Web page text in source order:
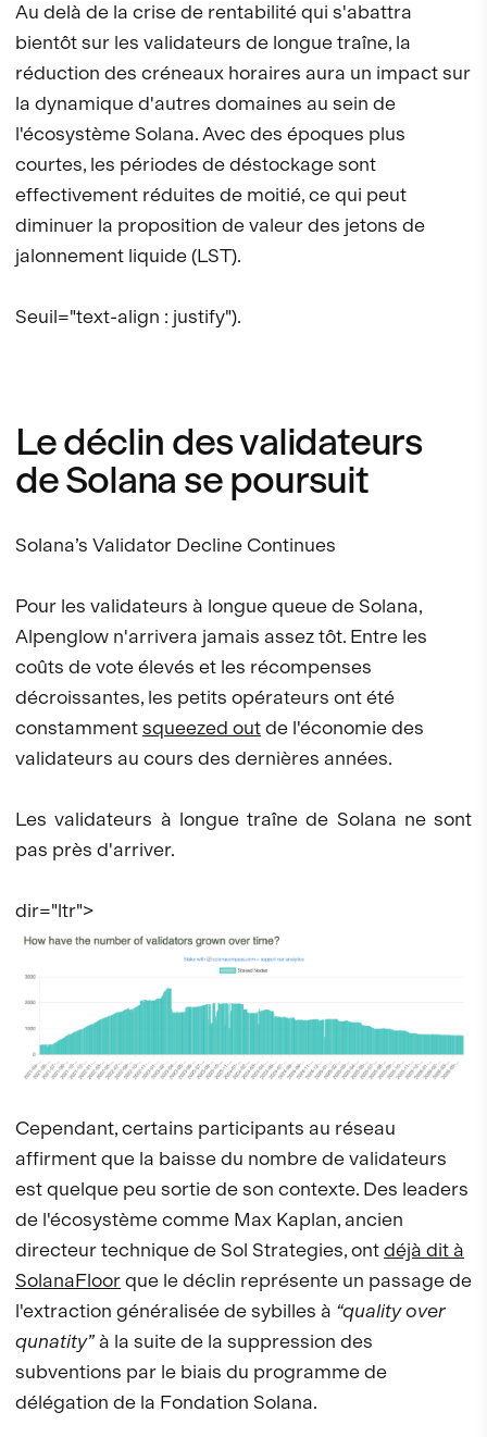
Au delà de la crise de rentabilité qui s'abattra
bientôt sur les validateurs de longue traîne, la
réduction des créneaux horaires aura un impact sur
la dynamique d'autres domaines au sein de
l'écosystème Solana. Avec des époques plus
courtes, les périodes de déstockage sont
effectivement réduites de moitié, ce qui peut
diminuer la proposition de valeur des jetons de
jalonnement liquide (LST).
Seuil="text-align : justify").
Le déclin des validateurs
de Solana se poursuit
Solana’s Validator Decline Continues
Pour les validateurs à longue queue de Solana,
Alpenglow n'arrivera jamais assez tôt. Entre les
coûts de vote élevés et les récompenses
décroissantes, les petits opérateurs ont été
constammentsqueezed outde l'économie des
validateurs au cours des dernières années.
Les validateurs à longue traîne de Solana ne sont
pas près d'arriver.
dir="ltr">
Cependant, certains participants au réseau
affirment que la baisse du nombre de validateurs
est quelque peu sortie de son contexte. Des leaders
de l'écosystème comme Max Kaplan, ancien
directeur technique de Sol Strategies, ontdéjà dit à
SolanaFloorque le déclin représente un passage de
l'extraction généralisée de sybilles à “quality over
qunatity”à la suite de la suppression des
subventions par le biais du programme de
délégation de la Fondation Solana.